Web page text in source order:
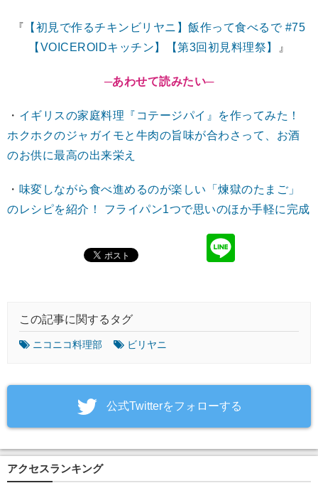
『 【初見で作るチキンビリヤニ】飯作って食べるで #75
【VOICEROIDキッチン】【第3回初見料理祭】
』
─あわせて読みたい─
・ イギリスの家庭料理『コテージパイ』を作ってみた！
ホクホクのジャガイモと牛肉の旨味が合わさって、お酒
のお供に最高の出来栄え
・ 味変しながら食べ進めるのが楽しい「煉獄のたまご」
のレシピを紹介！ フライパン1つで思いのほか手軽に完成
この記事に関するタグ
ニコニコ料理部 ビリヤニ
‎公式Twitterをフォローする
アクセスランキング